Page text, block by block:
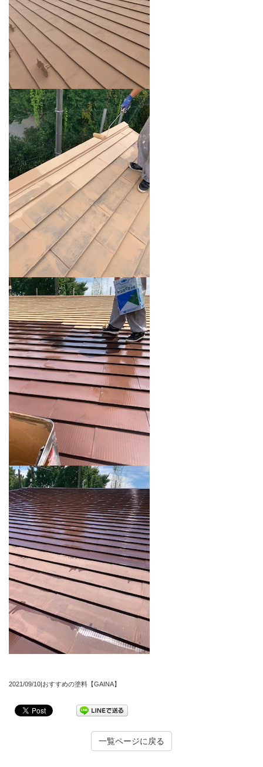
2021/09/10|おすすめの塗料【GAINA】
一覧ページに戻る